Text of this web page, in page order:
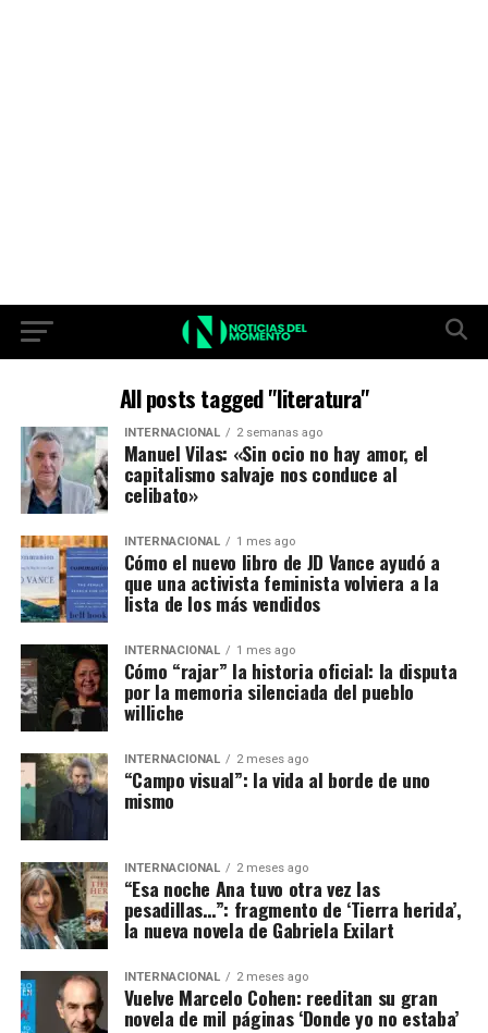
All posts tagged "literatura"
INTERNACIONAL 2 semanas ago
Manuel Vilas: «Sin ocio no hay amor, el
capitalismo salvaje nos conduce al
celibato»
INTERNACIONAL 1 mes ago
Cómo el nuevo libro de JD Vance ayudó a
que una activista feminista volviera a la
lista de los más vendidos
INTERNACIONAL 1 mes ago
Cómo “rajar” la historia oficial: la disputa
por la memoria silenciada del pueblo
williche
INTERNACIONAL 2 meses ago
“Campo visual”: la vida al borde de uno
mismo
INTERNACIONAL 2 meses ago
“Esa noche Ana tuvo otra vez las
pesadillas…”: fragmento de ‘Tierra herida’,
la nueva novela de Gabriela Exilart
INTERNACIONAL 2 meses ago
Vuelve Marcelo Cohen: reeditan su gran
novela de mil páginas ‘Donde yo no estaba’